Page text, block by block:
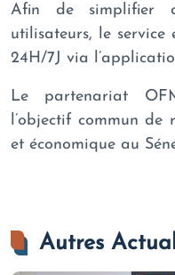
Afin de simplifier
utilisateurs, le
24H/7J via
Le partenariat
l’objectif commun de
et économique au
Autres